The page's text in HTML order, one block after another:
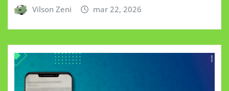
Vilson Zeni mar 22, 2026